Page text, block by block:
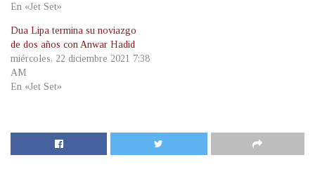
En «Jet Set»
Dua Lipa termina su noviazgo
de dos años con Anwar Hadid
miércoles, 22 diciembre 2021 7:38
AM
En «Jet Set»